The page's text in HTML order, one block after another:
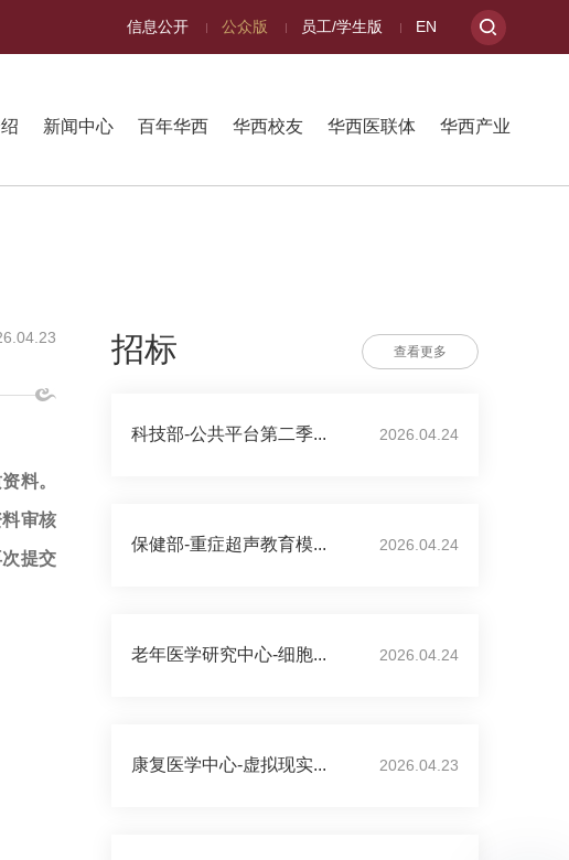
信息公开 公众版 员工/学生版 EN
新闻中心 百年华西 华西校友 华西医联体 华西产业
料。
审核
提交
招标 查看更多
科技部-公共平台第二季... 2026.04.24
保健部-重症超声教育模... 2026.04.24
老年医学研究中心-细胞... 2026.04.24
康复医学中心-虚拟现实... 2026.04.23